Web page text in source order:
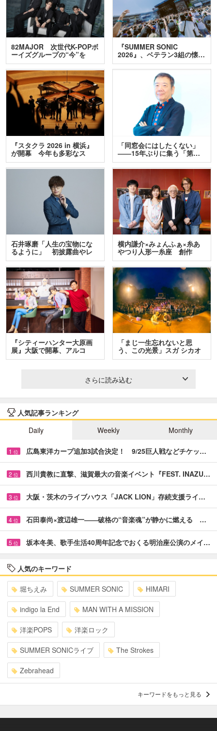
82MAJOR 次世代K-POPボ
ーイズグループの“今”を
訊…
『SUMMER SONIC
2026』、ベテラン3組の懐…
『スタクラ 2026 in 横浜』
が開幕 今年も多彩なス
テ…
「同窓会にはしたくない」
――15年ぶりに集う「第…
石井琢磨「人生の宝物にな
るように」 初披露曲やレ
ア…
横内謙介×みょんふぁ×糸あ
やつり人形一糸座 創作
人…
『シティーハンター大原画
展』大阪で開幕、アルコ
＆…
「まじ一生忘れないと思
う、この光景」スガ シカオ
と…
さらに読み込む
人気記事ランキング
Daily
Weekly Monthly
1 位 広島東洋カープ追加3試合決定！ 9/25巨人戦などチケッ…
2 位 西川貴教に直撃、滋賀最大の音楽イベント『FEST. INAZU…
3 位 大阪・茨木のライブハウス「JACK LION」存続支援ライ…
4 位 石田泰尚×渡辺雄一――破格の“音楽魂”が静かに燃える …
5 位 坂本冬美、歌手生活40周年記念でおくる明治座公演のメイ…
人気のキーワード
堀ちえみ SUMMER SONIC HIMARI
indigo la End MAN WITH A MISSION
洋楽POPS 洋楽ロック
SUMMER SONICライブ The Strokes
Zebrahead
キーワードをもっと見る